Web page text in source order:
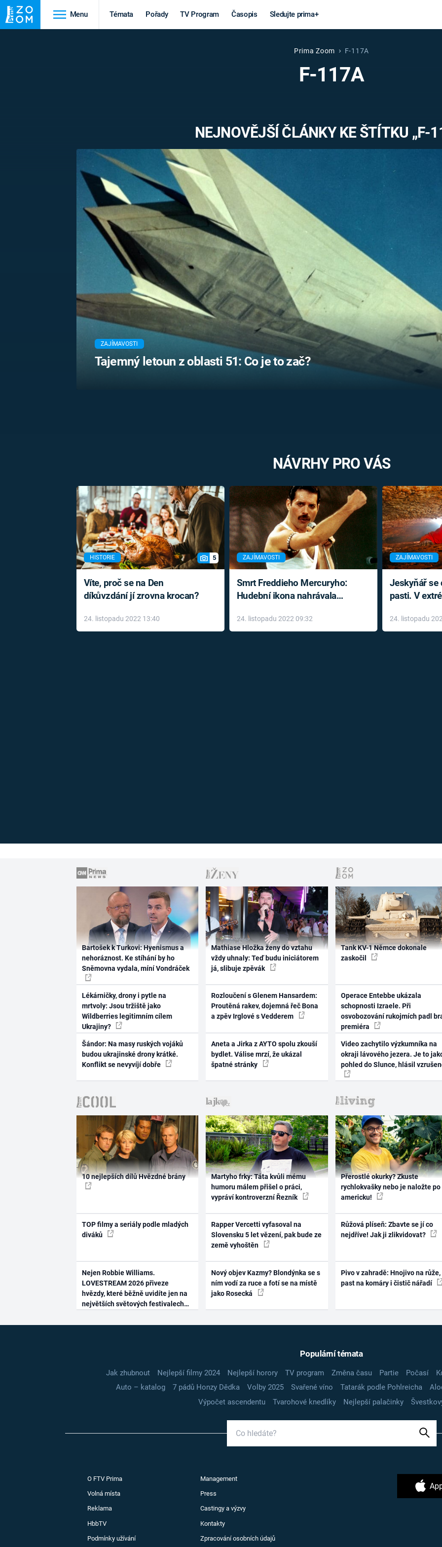
Menu Témata Pořady TV Program Časopis Sledujte prima+
STAROVĚKÝ EGYPT
Věda a
technika
MARS
VÁLEČNÉ
světová válka
PRVNÍ SVĚTOVÁ
Výročí
MARIE TEREZIE
NAPOLEON
BONAPARTE
BRITSKÁ
KRÁLOVSKÁ
RODINA
Záhady a
konspirace
UTAJENÉ PŘÍBĚHY
ČESKÝCH DĚJIN
ALTERNATIVNÍ
HISTORIE
OPTICKÉ
KLAMY
Prima Zoom F-117A
F-117A
NEJNOVĚJŠÍ ČLÁNKY KE ŠTÍTKU „F-
ZAJÍMAVOSTI
Tajemný letoun z oblasti 51: Co je to zač?
NÁVRHY PRO VÁS
HISTORIE 5
Víte, proč se na Den
díkůvzdání jí zrovna krocan?
24. listopadu 2022 13:40
ZAJÍMAVOSTI
Smrt Freddieho Mercuryho:
Hudební ikona nahrávala
léky
24. listopadu 2022 09:32
ZAJÍMAVOSTI
Jeskyňář se
pasti. V
24. listopadu
Bartošek k Turkovi: Hyenismus a
nehoráznost. Ke stíhání by ho
Sněmovna vydala, míní Vondráček
Lékárničky, drony i pytle na
mrtvoly: Jsou tržiště jako
Wildberries legitimním cílem
Ukrajiny?
Šándor: Na masy ruských vojáků
budou ukrajinské drony krátké.
Konflikt se nevyvíjí dobře
Mathiase Hložka ženy do vztahu
vždy uhnaly: Teď budu iniciátorem
já, slibuje zpěvák
Rozloučení s Glenem Hansardem:
Proutěná rakev, dojemná řeč Bona
a zpěv Irglové s Vedderem
Aneta a Jirka z AYTO spolu zkouší
bydlet. Válise mrzí, že ukázal
špatné stránky
Tank KV-1 Němce dokonale
zaskočil
Operace Entebbe ukázala
schopnosti Izraele. Při
osvobozování rukojmích padl
premiéra
Video zachytilo výzkumníka na
okraji lávového jezera. Je to
pohled do Slunce, hlásil
10 nejlepších dílů Hvězdné brány
TOP filmy a seriály podle mladých
diváků
Nejen Robbie Williams.
LOVESTREAM 2026 přiveze
hvězdy, které běžně uvidíte jen na
největších světových festivalech
Martyho frky: Táta kvůli mému
humoru málem přišel o práci,
vypráví kontroverzní Řezník
Rapper Vercetti vyfasoval na
Slovensku 5 let vězení, pak bude ze
země vyhoštěn
Nový objev Kazmy? Blondýnka se s
ním vodí za ruce a fotí se na místě
jako Rosecká
Přerostlé okurky? Zkuste
rychlokvašky nebo je naložte po
americku!
Růžová plíseň: Zbavte se jí co
nejdříve! Jak ji zlikvidovat?
Pivo v zahradě: Hnojivo na růže,
past na komáry i čistič nářadí
Populární témata
Jak zhubnout Nejlepší filmy 2024 Nejlepší horory TV program Změna času Partie Počasí
Auto – katalog
7 pádů Honzy Dědka Volby 2025 Svařené víno Tatarák podle Pohlreicha
Výpočet ascendentu
Tvarohové knedlíky Nejlepší palačinky
O FTV Prima Management
Volná místa Press
Reklama Castingy a výzvy
HbbTV Kontakty
Podmínky užívání Zpracování osobních údajů